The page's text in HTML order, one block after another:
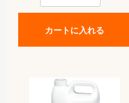
カートに入れる